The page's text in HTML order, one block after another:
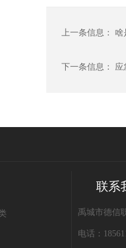
上一条信息： 啥
下一条信息： 应
联系
禹城市德信
电话：